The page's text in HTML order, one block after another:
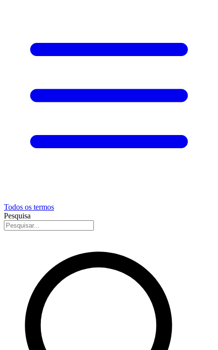
Todos os termos
Pesquisa